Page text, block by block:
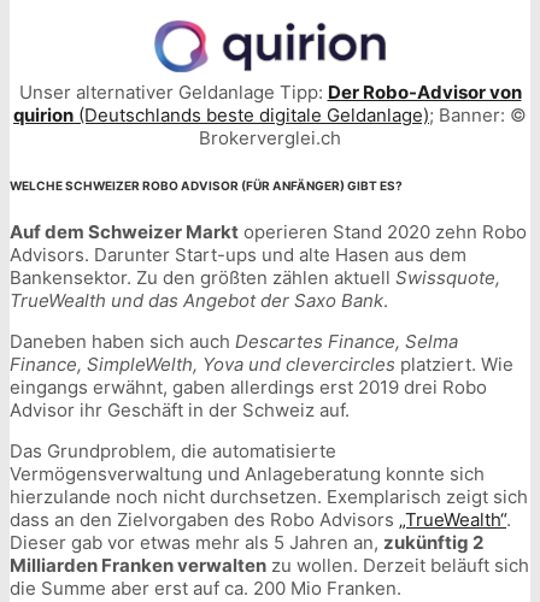
Unser alternativer Geldanlage Tipp: Der Robo-Advisor von
quirion (Deutschlands beste digitale Geldanlage); Banner: ©
Brokerverglei.ch
WELCHE SCHWEIZER ROBO ADVISOR (FÜR ANFÄNGER) GIBT ES?
Auf dem Schweizer Markt operieren Stand 2020 zehn Robo
Advisors. Darunter Start-ups und alte Hasen aus dem
Bankensektor. Zu den größten zählen aktuell Swissquote,
TrueWealth und das Angebot der Saxo Bank.
Daneben haben sich auch Descartes Finance, Selma
Finance, SimpleWelth, Yova und clevercircles platziert. Wie
eingangs erwähnt, gaben allerdings erst 2019 drei Robo
Advisor ihr Geschäft in der Schweiz auf.
Das Grundproblem, die automatisierte
Vermögensverwaltung und Anlageberatung konnte sich
hierzulande noch nicht durchsetzen. Exemplarisch zeigt sich
dass an den Zielvorgaben des Robo Advisors „TrueWealth“.
Dieser gab vor etwas mehr als 5 Jahren an, zukünftig 2
Milliarden Franken verwalten zu wollen. Derzeit beläuft sich
die Summe aber erst auf ca. 200 Mio Franken.